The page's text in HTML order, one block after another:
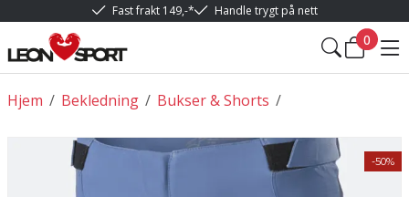
Fast frakt 149,-* Handle trygt på nett
0
/
Hjem /
Bekledning /
Bukser & Shorts
-50%